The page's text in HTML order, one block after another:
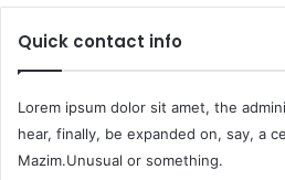
Quick contact info
Lorem ipsum dolor sit amet, the
hear, finally, be expanded on, say, a
Mazim.Unusual or something.